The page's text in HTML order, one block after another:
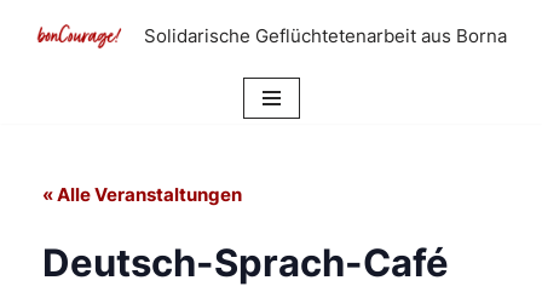
Solidarische Geflüchtetenarbeit aus Borna
« Alle Veranstaltungen
Deutsch-Sprach-Café